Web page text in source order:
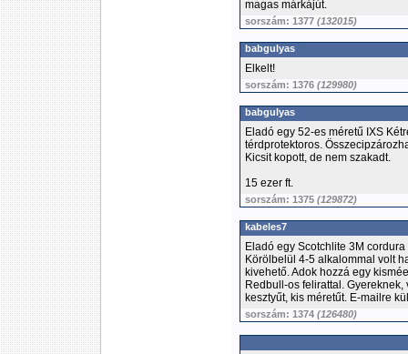
magas márkájút.
sorszám: 1377 (132015)
babgulyas
Elkelt!
sorszám: 1376 (129980)
babgulyas
Eladó egy 52-es méretű IXS
térdprotektoros.
Kicsit kopott, de nem szakadt.
15 ezer ft.
sorszám: 1375 (129872)
kabeles7
Eladó egy Scotchlite 3M
Körölbelül 4-5 alkalommal volt
kivehető. Adok hozzá egy
Redbull-os felirattal.
kesztyűt, kis méretűt. E-mailre
sorszám: 1374 (126480)